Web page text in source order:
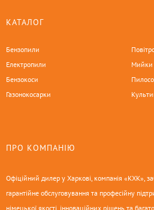
КАТАЛОГ
Бензопили
Електропили
Бензокоси
Газонокосарки
Мийки
ПРО КОМПАНІЮ
Офіційний дилер у Харкові, компанія «КХК»,
гарантійне обслуговування та професійну
німецької якості, інноваційних рішень та